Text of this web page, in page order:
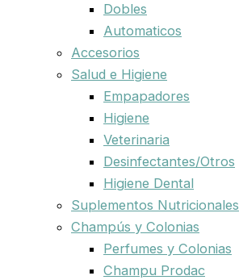
Dobles
Automaticos
Accesorios
Salud e Higiene
Empapadores
Higiene
Veterinaria
Desinfectantes/Otros
Higiene Dental
Suplementos Nutricionales
Champús y Colonias
Perfumes y Colonias
Champu Prodac